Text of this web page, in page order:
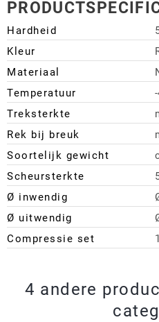
Hardheid
Kleur
Materiaal
Temperatuur
Treksterkte
Rek bij breuk
Soortelijk gewicht
Scheursterkte
Ø inwendig
Ø uitwendig
Compressie set
4 andere